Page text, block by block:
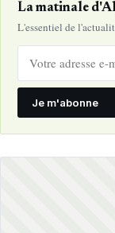
La matinale
L'essentiel de
Je m'abonne